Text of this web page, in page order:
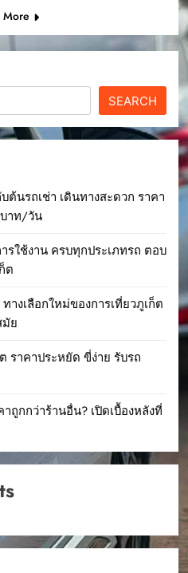
More
SEARCH
ต้นรถเช่า เดินทางสะดวก ราคา
บาท/วัน
รใช้งาน ครบทุกประเภทรถ ตอบ
ต
างเลือกใหม่ของการเที่ยวภูเก็ต
ย
ราคาประหยัด ขี่ง่าย รับรถ
ถูกกว่าร้านอื่น? เปิดเบื้องหลังที่